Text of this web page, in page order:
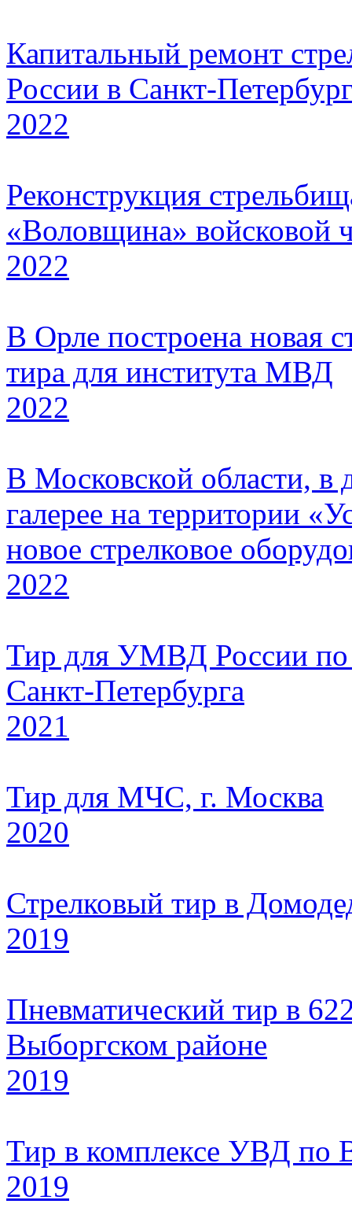
Капитальный ремонт
России в Санкт-
2022
Реконструкция
«Воловщина» войсковой
2022
В Орле построена новая
тира для института МВД
2022
В Московской области, в
галерее на территории
новое стрелковое
2022
Тир для УМВД России по
Санкт-Петербурга
2021
Тир для МЧС, г. Москва
2020
Стрелковый тир в
2019
Пневматический тир в
Выборгском районе
2019
Тир в комплексе УВД по
2019